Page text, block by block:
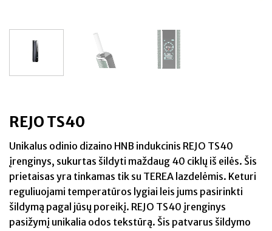
REJO TS40
Unikalus odinio dizaino HNB indukcinis REJO TS40
įrenginys, sukurtas šildyti maždaug 40 ciklų iš eilės. Šis
prietaisas yra tinkamas tik su TEREA lazdelėmis. Keturi
reguliuojami temperatūros lygiai leis jums pasirinkti
šildymą pagal jūsų poreikį. REJO TS40 įrenginys
pasižymį unikalia odos tekstūrą. Šis patvarus šildymo